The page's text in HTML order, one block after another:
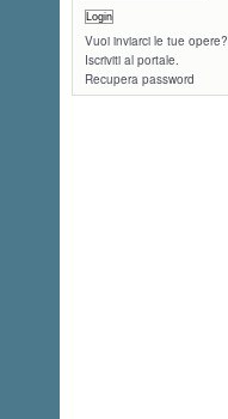
Vuoi inviarci le tue opere?
Iscriviti al portale.
Recupera password